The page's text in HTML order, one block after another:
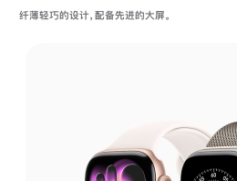
纤薄轻巧的设计，配备先进的大屏。